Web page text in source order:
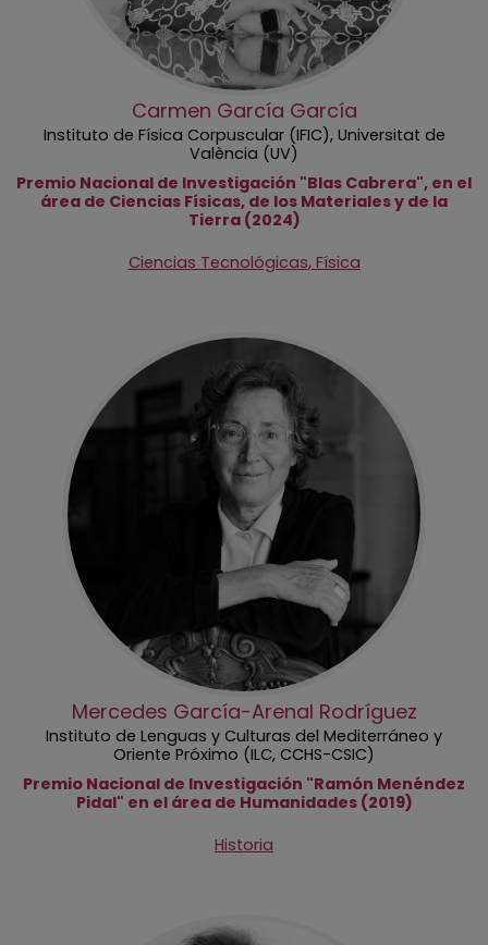
Carmen García García
Instituto de Física Corpuscular (IFIC), Universitat de
València (UV)
Premio Nacional de Investigación "Blas Cabrera", en el
área de Ciencias Físicas, de los Materiales y de la
Tierra (2024)
Ciencias Tecnológicas, Física
Mercedes García-Arenal Rodríguez
Instituto de Lenguas y Culturas del Mediterráneo y
Oriente Próximo (ILC, CCHS-CSIC)
Premio Nacional de Investigación "Ramón Menéndez
Pidal" en el área de Humanidades (2019)
Historia